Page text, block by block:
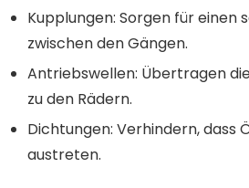
Kupplungen: Sorgen für einen
zwischen den Gängen.
Antriebswellen: Übertragen
zu den Rädern.
Dichtungen: Verhindern, dass
austreten.